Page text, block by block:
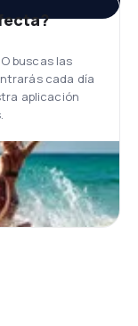
buscas las
cada día
aplicación